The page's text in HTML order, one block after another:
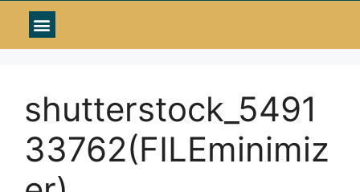
shutterstock_5491
33762(FILEminimiz